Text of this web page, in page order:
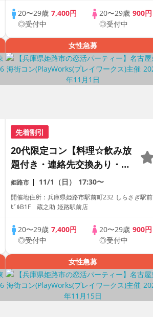
20〜29歳 7,400円
◎受付中
20〜29歳 900円
◎受付中
女性急募
先着割引
20代限定コン【料理☆飲み放
題付き・連絡先交換あり・完
全着席型】１名参加多数・初
参加も大歓迎☆プレイワーク
ス主催☆
姫路市 11/1（日） 17:30〜
開催地住所：兵庫県姫路市駅前町232 しらさぎ駅前
ﾋﾞﾙB1F 蔵之助 姫路駅前店
20〜29歳 7,400円
◎受付中
20〜29歳 900円
◎受付中
女性急募